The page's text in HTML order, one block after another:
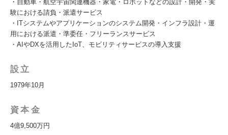
・自動車・航空宇宙関連機器・家電・ロボットなどの設計・開発・実
験における請負・派遣サービス
・ITシステムやアプリケーションのシステム開発・インフラ設計・運
用における派遣・準委任・フリーランスサービス
・AIやDXを活用したIoT、モビリティサービスの導入支援
設立
1979年10月
資本金
4億9,500万円